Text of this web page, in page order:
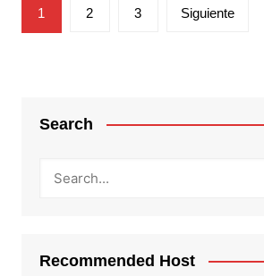
de
1 2 3 Siguiente
Search
Recommended Host